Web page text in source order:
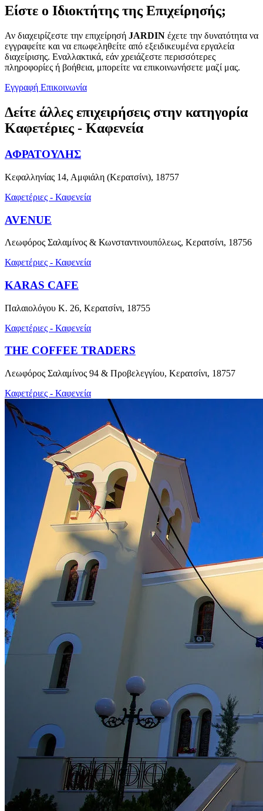
Είστε ο Ιδιοκτήτης της Επιχείρησής;
Αν διαχειρίζεστε την επιχείρησή JARDIN έχετε την δυνατότητα να
εγγραφείτε και να επωφεληθείτε από εξειδικευμένα εργαλεία
διαχείρισης. Εναλλακτικά, εάν χρειάζεστε περισσότερες
πληροφορίες ή βοήθεια, μπορείτε να επικοινωνήσετε μαζί μας.
Εγγραφή Επικοινωνία
Δείτε άλλες επιχειρήσεις στην κατηγορία
Καφετέριες - Καφενεία
ΑΦΡΑΤΟΥΛΗΣ
Κεφαλληνίας 14, Αμφιάλη (Κερατσίνι), 18757
Καφετέριες - Καφενεία
AVENUE
Λεωφόρος Σαλαμίνος & Κωνσταντινουπόλεως, Κερατσίνι, 18756
Καφετέριες - Καφενεία
KARAS CAFE
Παλαιολόγου Κ. 26, Κερατσίνι, 18755
Καφετέριες - Καφενεία
THE COFFEE TRADERS
Λεωφόρος Σαλαμίνος 94 & Προβελεγγίου, Κερατσίνι, 18757
Καφετέριες - Καφενεία